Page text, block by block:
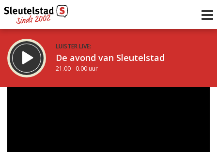
LUISTER LIVE:
De avond van Sleutelstad
21.00 - 0.00 uur